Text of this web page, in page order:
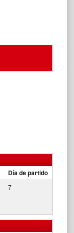
Día de partido
7